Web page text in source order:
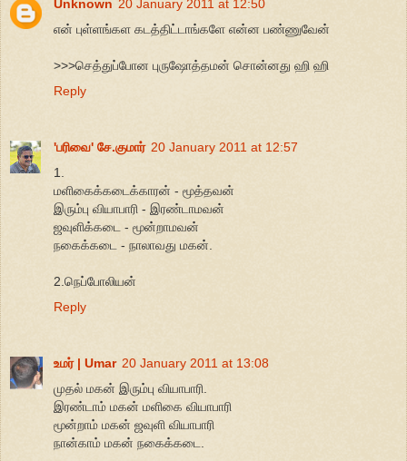
Unknown 20 January 2011 at 12:50
என் புள்ளங்கள கடத்திட்டாங்களே என்ன பண்ணுவேன்
>>>செத்துப்போன புருஷோத்தமன் சொன்னது ஹி ஹி
Reply
'பரிவை' சே.குமார் 20 January 2011 at 12:57
1.
மளிகைக்கடைக்காரன் - மூத்தவன்
இரும்பு வியாபாரி - இரண்டாமவன்
ஜவுளிக்கடை - மூன்றாமவன்
நகைக்கடை - நாலாவது மகன்.
2.நெப்போலியன்
Reply
உமர் | Umar 20 January 2011 at 13:08
முதல் மகன் இரும்பு வியாபாரி.
இரண்டாம் மகன் மளிகை வியாபாரி
மூன்றாம் மகன் ஜவுளி வியாபாரி
நான்காம் மகன் நகைக்கடை.